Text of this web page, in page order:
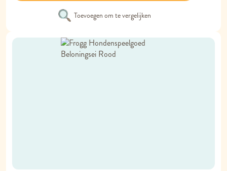
Toevoegen om te vergelijken